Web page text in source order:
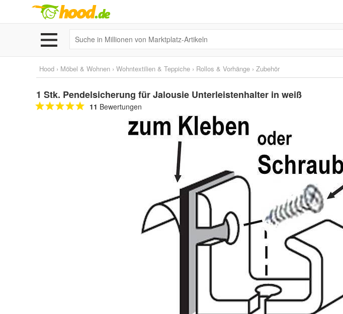
Hood › Möbel & Wohnen › Wohntextilien & Teppiche › Rollos & Vorhänge › Zubehör
1 Stk. Pendelsicherung für Jalousie Unterleistenhalter in weiß
11 Bewertungen